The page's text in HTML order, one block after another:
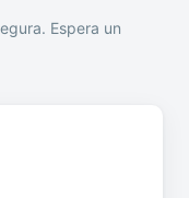
Espera un